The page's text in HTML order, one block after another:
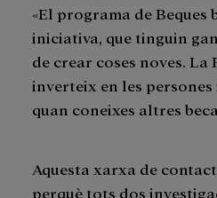
«El programa de Beques
iniciativa, que tinguin
de crear coses noves. La
inverteix en les persones
quan coneixes altres
Aquesta xarxa de
perquè tots dos